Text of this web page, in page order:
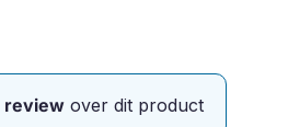
reviewover dit product